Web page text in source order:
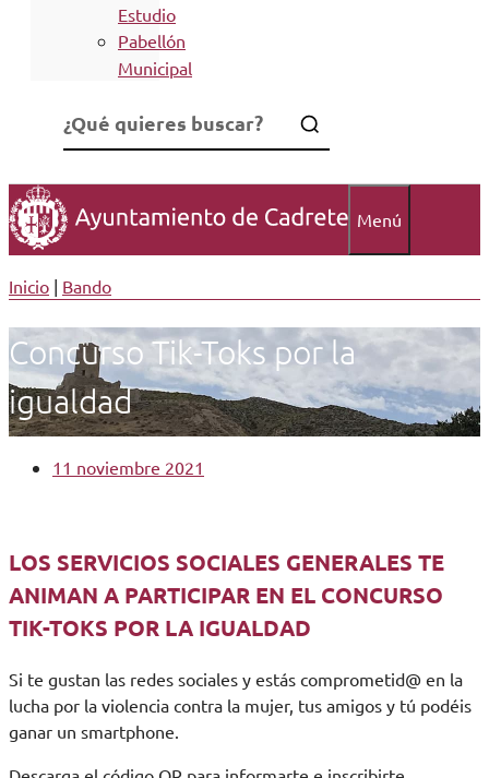
Estudio
Pabellón
Municipal
Menú
Inicio | Bando
Concurso Tik-Toks por la
igualdad
11 noviembre 2021
LOS SERVICIOS SOCIALES GENERALES TE
ANIMAN A PARTICIPAR EN EL CONCURSO
TIK-TOKS POR LA IGUALDAD
Si te gustan las redes sociales y estás comprometid@ en la
lucha por la violencia contra la mujer, tus amigos y tú podéis
ganar un smartphone.